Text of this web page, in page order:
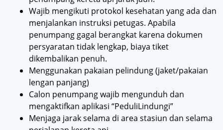
Wajib mengikuti protokol kesehatan yang ada dan
menjalankan instruksi petugas. Apabila
penumpang gagal berangkat karena dokumen
persyaratan tidak lengkap, biaya tiket
dikembalikan penuh.
Menggunakan pakaian pelindung (jaket/pakaian
lengan panjang)
Calon penumpang wajib mengunduh dan
mengaktifkan aplikasi “PeduliLindungi”
Menjaga jarak selama di area stasiun dan selama